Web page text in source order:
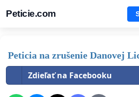
Peticie.com
Peticia na zrušenie Danovej
Zdieľať na Facebooku